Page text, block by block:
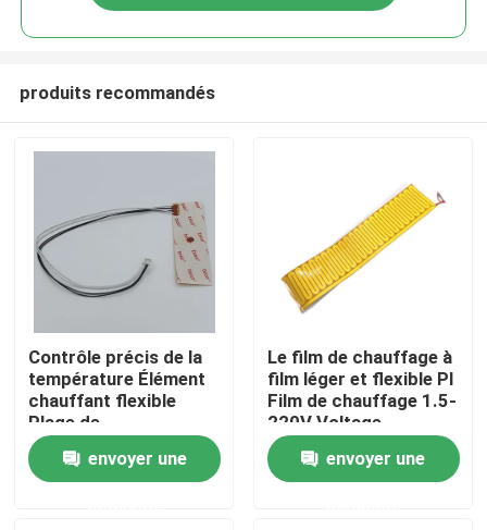
Maison
Produits
produits recommandés
Contrôle précis de la
température Élément
chauffant flexible
Plage de
fonctionnement
jaune/noir -40 à 260 °C
envoyer une
Le film de chauffage à
film léger et flexible PI
Film de chauffage 1.5-
220V Voltage
alternatif
envoyer une